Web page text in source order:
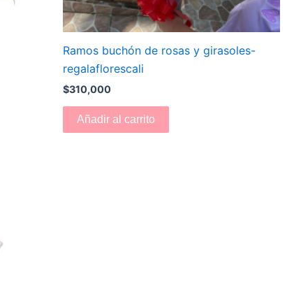
Ramos buchón de rosas y girasoles-
regalaflorescali
$310,000
Añadir al carrito